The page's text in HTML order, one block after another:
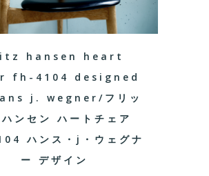
hansen heart
fh-4104 designed
j. wegner/フリッ
ンセン ハートチェア
ハンス・j・ウェグナ
ー デザイン